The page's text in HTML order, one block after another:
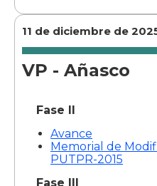
11 de diciembre de
VP - Añasco
Fase II
Avance
Memorial de
PUTPR-2015
Fase III